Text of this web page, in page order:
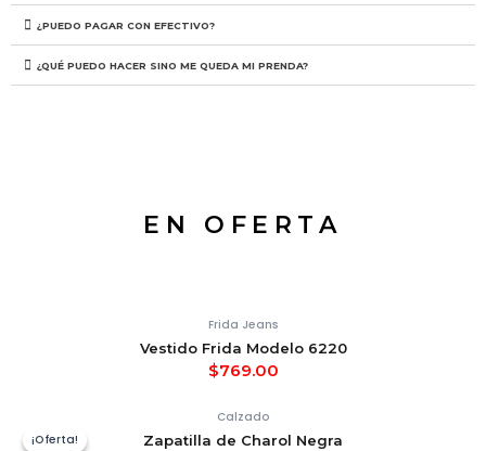
¿PUEDO PAGAR CON EFECTIVO?
¿QUÉ PUEDO HACER SINO ME QUEDA MI PRENDA?
EN OFERTA
Frida Jeans
Vestido Frida Modelo 6220
$769.00
¡Oferta!
¡Oferta!
Calzado
Zapatilla de Charol Negra